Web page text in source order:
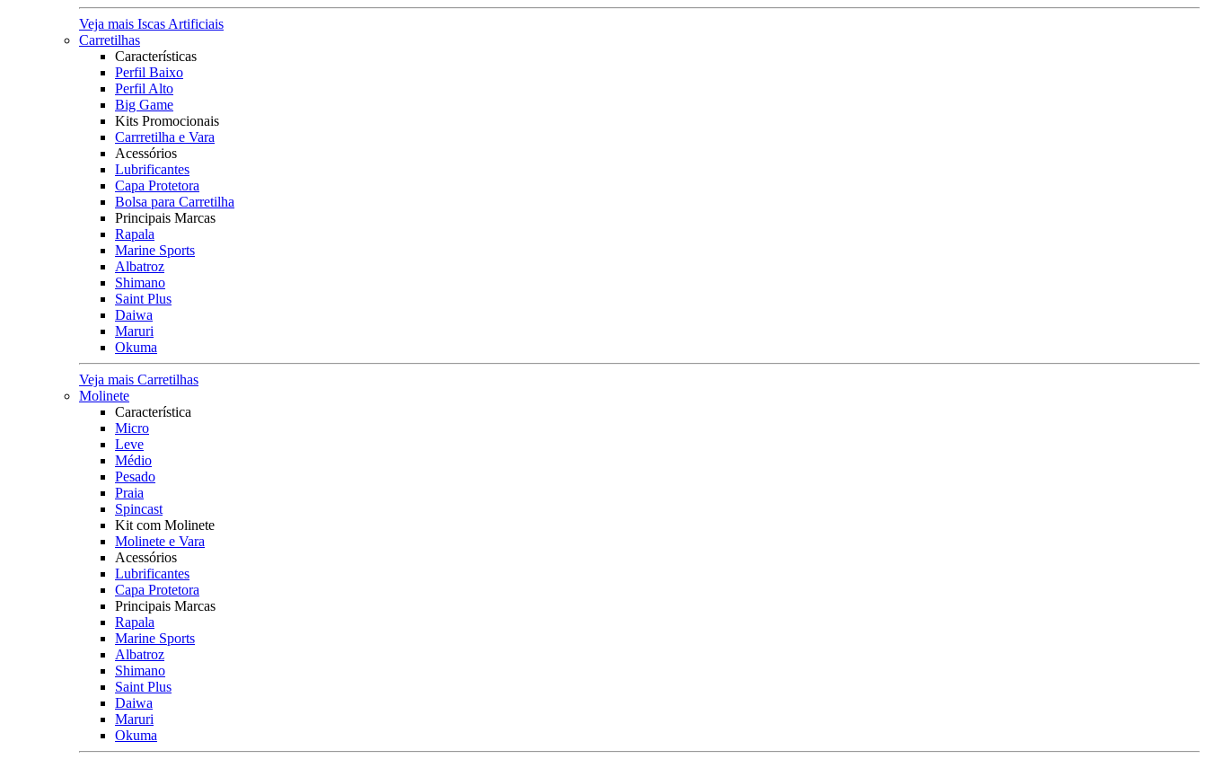
Veja mais Iscas Artificiais
Carretilhas
Características
Perfil Baixo
Perfil Alto
Big Game
Kits Promocionais
Carrretilha e Vara
Acessórios
Lubrificantes
Capa Protetora
Bolsa para Carretilha
Principais Marcas
Rapala
Marine Sports
Albatroz
Shimano
Saint Plus
Daiwa
Maruri
Okuma
Veja mais Carretilhas
Molinete
Característica
Micro
Leve
Médio
Pesado
Praia
Spincast
Kit com Molinete
Molinete e Vara
Acessórios
Lubrificantes
Capa Protetora
Principais Marcas
Rapala
Marine Sports
Albatroz
Shimano
Saint Plus
Daiwa
Maruri
Okuma